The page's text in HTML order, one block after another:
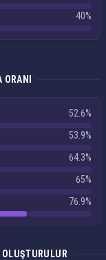
40%
52.6%
53.9%
64.3%
65%
76.9%